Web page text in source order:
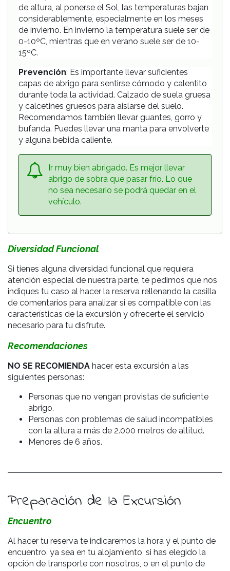
de altura, al ponerse el Sol, las temperaturas bajan
considerablemente, especialmente en los meses
de invierno. En invierno la temperatura suele ser de
0-10ºC, mientras que en verano suele ser de 10-
15ºC.
Prevención: Es importante llevar suficientes
capas de abrigo para sentirse cómodo y calentito
durante toda la actividad. Calzado de suela gruesa
y calcetines gruesos para aislarse del suelo.
Recomendamos también llevar guantes, gorro y
bufanda. Puedes llevar una manta para envolverte
y alguna bebida caliente.
Ir muy bien abrigado. Es mejor llevar
abrigo de sobra que pasar frío. Lo que
no sea necesario se podrá quedar en el
vehículo.
Diversidad Funcional
Si tienes alguna diversidad funcional que requiera
atención especial de nuestra parte, te pedimos que nos
indiques tu caso al hacer la reserva rellenando la casilla
de comentarios para analizar si es compatible con las
características de la excursión y ofrecerte el servicio
necesario para tu disfrute.
Recomendaciones
NO SE RECOMIENDA hacer esta excursión a las
siguientes personas:
Personas que no vengan provistas de suficiente
abrigo.
Personas con problemas de salud incompatibles
con la altura a más de 2.000 metros de altitud.
Menores de 6 años.
Preparación de la Excursión
Encuentro
Al hacer tu reserva te indicaremos la hora y el punto de
encuentro, ya sea en tu alojamiento, si has elegido la
opción de transporte con nosotros, o en el punto de